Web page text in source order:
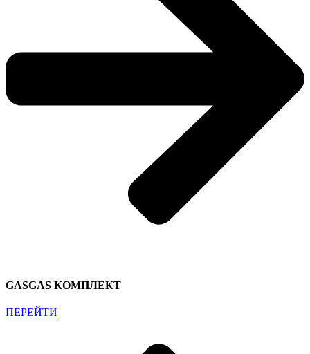
GASGAS КОМПЛЕКТ
ПЕРЕЙТИ